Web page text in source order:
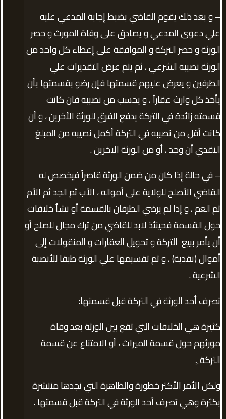
– و بعد ذلك يقوم القاضي بضبط إجابة المدعي عليه
علي دعوى المدعي و يصادق على وفاة المورث و حصر
الورثة و حصر التركة و الموافقة على إعطاء كل واحد من
الورثة نصيبه الشرعي ، ثم يتم عرض التقديرات علي
الطرفين و يعرض عليهم قسمتها فإن رضو بقسمتها بأن
يأخذ كل وارث عقاراً ، و يحسب من نصيبه فان كانت
قسمته زائدة في التركة يدفع الفرق للورثة الأخرين ، و أن
كانت أقل من نصيبه في التركة أكمل نصيبه من المبلغ
النقدي أن وجد ، أو من الورثة الاخرين .
– في حالة إذا كان من ضمن الورثة قاصراً فيخصص له
القاضي الأصلح للولاية على أمواله ، الأب ثم الجد ثم الأم
ثم العم ، و إذا لم يرضي الطرفان بالقسمة أو نشأ خلافات
حول القسمة فحينئذ لابد للقاضي من ترك مجال للصلح أو
أن يأمر ببيع التركة و تحويل العقارات و المنقولات إلى
أموال (نقدية) ، و ثم تقسيمها علي الورثة طبقا للأنصبة
الشرعية .
تصرف أحد الورثة في التركة قبل قسمتها:
كثيرة هي الخلافات التي تقع بين الورثة بعد وفاة
مورثهم حول قسمة الميراث ، أو الامتناع عن قسمة
التركة .ِ
ولكن الأمر الأكثر خطورة والظاهرة التي نجدها منتشرة
بكثرة وهي تصرف أحد الورثة في التركة قبل قسمتها .